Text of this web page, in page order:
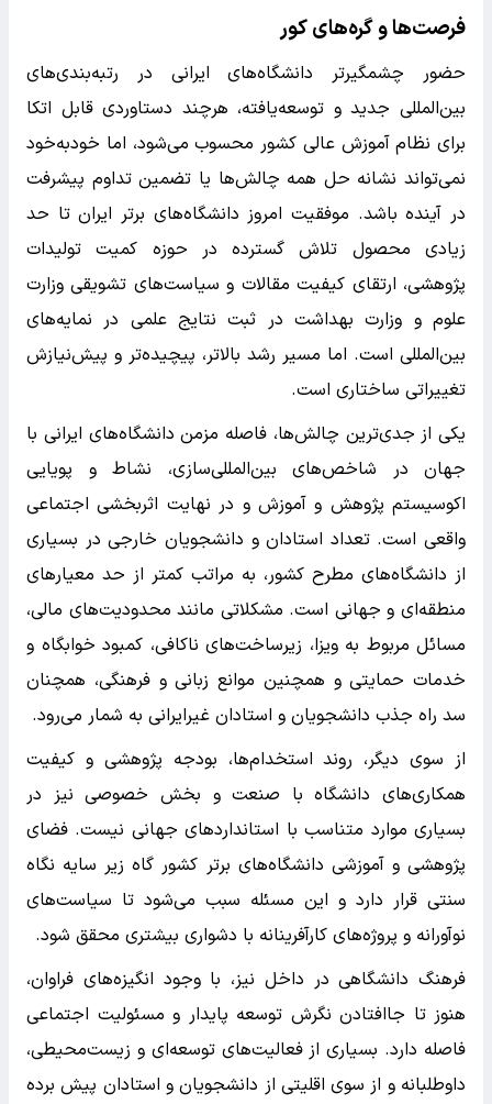
فرصت‌ها و گره‌های کور
حضور چشمگیرتر دانشگاه‌های ایرانی در رتبه‌بندی‌های
بین‌المللی جدید و توسعه‌یافته، هرچند دستاوردی قابل‌ اتکا
برای نظام آموزش عالی کشور محسوب می‌شود، اما خودبه‌خود
نمی‌تواند نشانه حل همه چالش‌ها یا تضمین تداوم پیشرفت
در آینده باشد. موفقیت امروز دانشگاه‌های برتر ایران تا حد
زیادی محصول تلاش گسترده در حوزه کمیت تولیدات
پژوهشی، ارتقای کیفیت مقالات و سیاست‌های تشویقی وزارت
علوم و وزارت بهداشت در ثبت نتایج علمی در نمایه‌های
بین‌المللی است. اما مسیر رشد بالاتر، پیچیده‌تر و پیش‌نیازش
تغییراتی ساختاری است.
یکی از جدی‌ترین چالش‌ها، فاصله مزمن دانشگاه‌های ایرانی با
جهان در شاخص‌های بین‌المللی‌سازی، نشاط و پویایی
اکوسیستم پژوهش و آموزش و در نهایت اثربخشی اجتماعی
واقعی است. تعداد استادان و دانشجویان خارجی در بسیاری
از دانشگاه‌های مطرح کشور، به مراتب کمتر از حد معیارهای
منطقه‌ای و جهانی است. مشکلاتی مانند محدودیت‌های مالی،
مسائل مربوط به ویزا، زیرساخت‌های ناکافی، کمبود خوابگاه و
خدمات حمایتی و همچنین موانع زبانی و فرهنگی، همچنان
سد راه جذب دانشجویان و استادان غیرایرانی به شمار می‌رود.
از سوی دیگر، روند استخدام‌ها، بودجه پژوهشی و کیفیت
همکاری‌های دانشگاه با صنعت و بخش خصوصی نیز در
بسیاری موارد متناسب با استانداردهای جهانی نیست. فضای
پژوهشی و آموزشی دانشگاه‌های برتر کشور گاه زیر سایه نگاه
سنتی قرار دارد و این مسئله سبب می‌شود تا سیاست‌های
نوآورانه و پروژه‌های کارآفرینانه با دشواری بیشتری محقق شود.
فرهنگ دانشگاهی در داخل نیز، با وجود انگیزه‌های فراوان،
هنوز تا جاافتادن نگرش توسعه پایدار و مسئولیت اجتماعی
فاصله دارد. بسیاری از فعالیت‌های توسعه‌ای و زیست‌محیطی،
داوطلبانه و از سوی اقلیتی از دانشجویان و استادان پیش برده